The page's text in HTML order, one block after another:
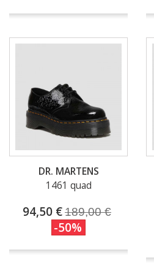
DR. MARTENS
1461 quad
94,50 €189,00 €
-50%